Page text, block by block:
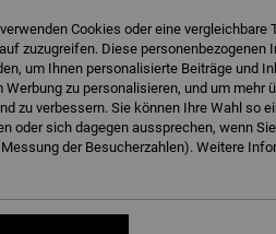
Cookies oder eine
zuzugreifen. Diese
um Ihnen personalisierte Beiträge und
Werbung zu personalisieren, und um mehr
zu verbessern. Sie können Ihre Wahl so
oder sich dagegen aussprechen, wenn
der Besucherzahlen). Weitere